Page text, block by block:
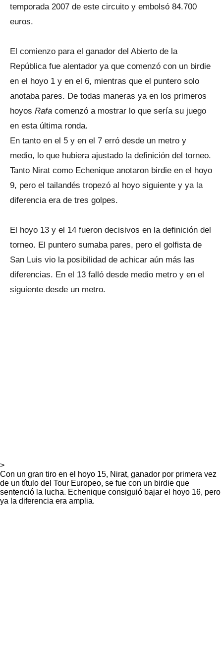
temporada 2007 de este circuito y embolsó 84.700
euros.
El comienzo para el ganador del Abierto de la
República fue alentador ya que comenzó con un birdie
en el hoyo 1 y en el 6, mientras que el puntero solo
anotaba pares. De todas maneras ya en los primeros
hoyos Rafa comenzó a mostrar lo que sería su juego
en esta última ronda.
En tanto en el 5 y en el 7 erró desde un metro y
medio, lo que hubiera ajustado la definición del torneo.
Tanto Nirat como Echenique anotaron birdie en el hoyo
9, pero el tailandés tropezó al hoyo siguiente y ya la
diferencia era de tres golpes.
El hoyo 13 y el 14 fueron decisivos en la definición del
torneo. El puntero sumaba pares, pero el golfista de
San Luis vio la posibilidad de achicar aún más las
diferencias. En el 13 falló desde medio metro y en el
siguiente desde un metro.
>
Con un gran tiro en el hoyo 15, Nirat, ganador por primera vez
de un título del Tour Europeo, se fue con un birdie que
sentenció la lucha. Echenique consiguió bajar el hoyo 16, pero
ya la diferencia era amplia.